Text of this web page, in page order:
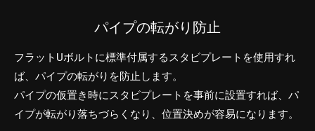
パイプの転がり防止
フラットUボルトに標準付属するスタビプレートを使用すれ
ば、パイプの転がりを防止します。
パイプの仮置き時にスタビプレートを事前に設置すれば、パ
イプが転がり落ちづらくなり、位置決めが容易になります。